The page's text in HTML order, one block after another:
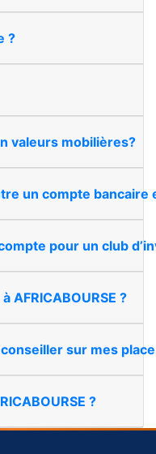
?
valeurs mobilières?
un compte
pour un club
AFRICABOURSE ?
sur mes
?